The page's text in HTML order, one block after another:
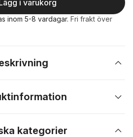
i varukorg
inom 5-8 vardagar. Fri frakt över
kategorier